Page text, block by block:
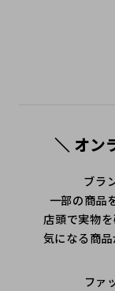
＼ オン
ブラ
一部の商品
店頭で実物
気になる商
ファ